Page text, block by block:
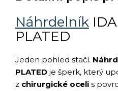
Náhrdelník
PLATED
Jeden pohled stačí.
PLATED je šperk, který
z chirurgické oceli s